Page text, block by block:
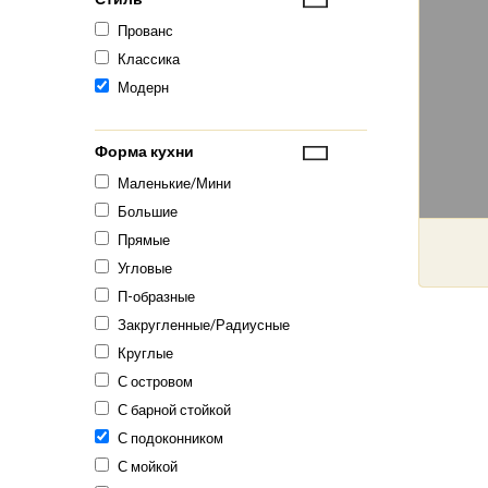
Прованс
Классика
Модерн
Форма кухни
Маленькие/Мини
Большие
Прямые
Угловые
П-образные
Закругленные/Радиусные
Круглые
С островом
С барной стойкой
С подоконником
С мойкой